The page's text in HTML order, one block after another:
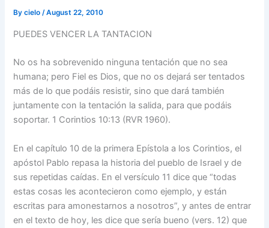
Bycielo/August 22, 2010
PUEDES VENCER LA TANTACION
No os ha sobrevenido ninguna tentación que no sea
humana; pero Fiel es Dios, que no os dejará ser tentados
más de lo que podáis resistir, sino que dará también
juntamente con la tentación la salida, para que podáis
soportar. 1 Corintios 10:13 (RVR 1960).
En el capítulo 10 de la primera Epístola a los Corintios, el
apóstol Pablo repasa la historia del pueblo de Israel y de
sus repetidas caídas. En el versículo 11 dice que “todas
estas cosas les acontecieron como ejemplo, y están
escritas para amonestarnos a nosotros”, y antes de entrar
en el texto de hoy, les dice que sería bueno (vers. 12) que